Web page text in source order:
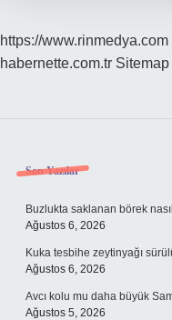
https://www.rinmedya.com
habernette.com.tr Sitemap
Sidebar
Son Yazılar
Buzlukta saklanan börek
Ağustos 6, 2026
Kuka tesbihe zeytinyağı
Ağustos 6, 2026
Avcı kolu mu daha büyük
Ağustos 5, 2026